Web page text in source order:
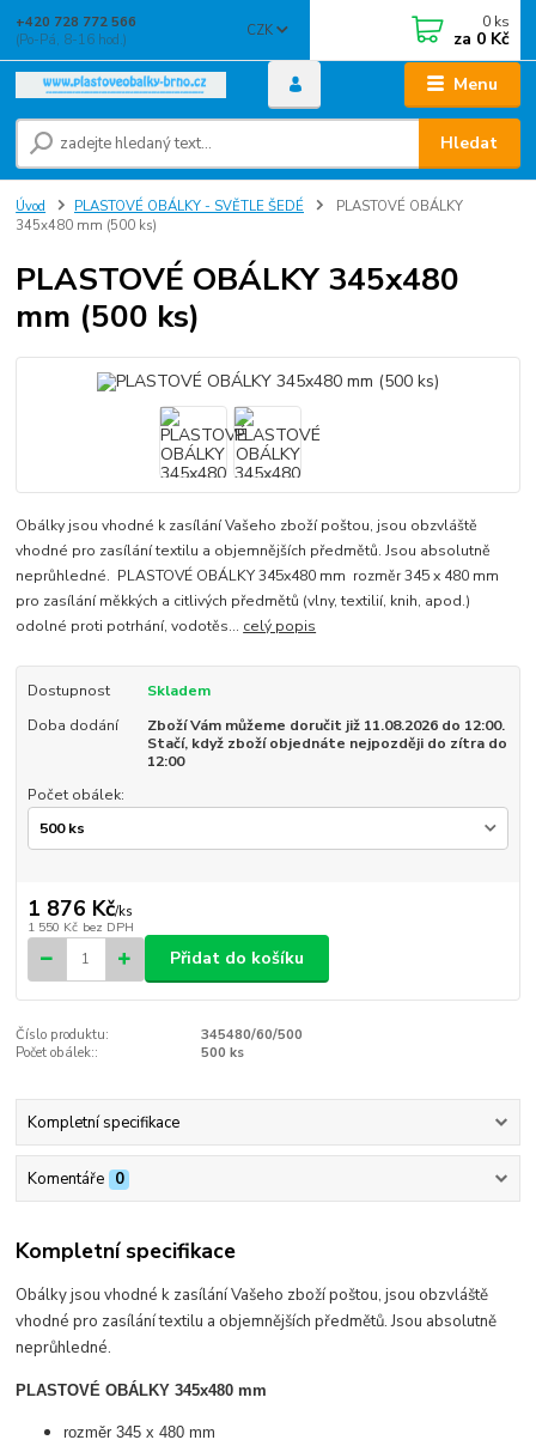
Menu
CZK
Hledat
+420 728 772 566
(Po-Pá, 8-16 hod.)
0 ks
za 0 Kč
Úvod PLASTOVÉ OBÁLKY - SVĚTLE ŠEDÉ
PLASTOVÉ OBÁLKY
345x480 mm (500 ks)
PLASTOVÉ OBÁLKY 345x480
mm (500 ks)
Obálky jsou vhodné k zasílání Vašeho zboží poštou, jsou obzvláště
vhodné pro zasílání textilu a objemnějších předmětů. Jsou absolutně
neprůhledné. PLASTOVÉ OBÁLKY 345x480 mm rozměr 345 x 480 mm
pro zasílání měkkých a citlivých předmětů (vlny, textilií, knih, apod.)
odolné proti potrhání, vodotěs... celý popis
Dostupnost
Skladem
Doba dodání
Zboží Vám můžeme doručit již 11.08.2026 do 12:00.
Stačí, když zboží objednáte nejpozději do zítra do
12:00
Počet obálek:
1 876 Kč/ks
1 550 Kč bez DPH
Přidat do košíku
Číslo produktu:
345480/60/500
Počet obálek::
500 ks
Kompletní specifikace
Komentáře 0
Kompletní specifikace
Obálky jsou vhodné k zasílání Vašeho zboží poštou, jsou obzvláště
vhodné pro zasílání textilu a objemnějších předmětů. Jsou absolutně
neprůhledné.
PLASTOVÉ OBÁLKY 345x480 mm
rozměr 345 x 480 mm